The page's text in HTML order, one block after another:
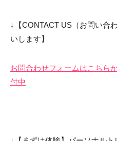
↓【CONTACT US（お問い合
いします】
お問合わせフォームはこちら
付中